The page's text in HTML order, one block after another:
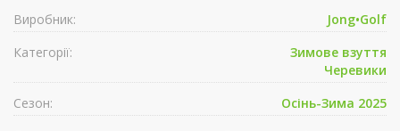
Виробник:
Jong•Golf
Категорії:
Зимове взуття
Черевики
Сезон:
Осінь-Зима 2025